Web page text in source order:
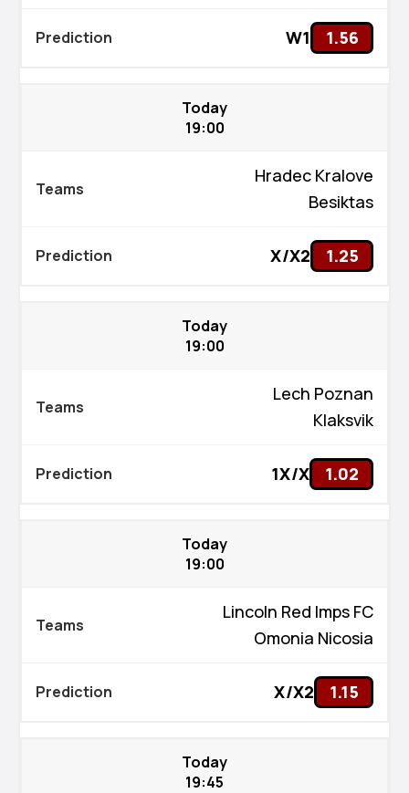
W1 1.56
Today
19:00
Hradec Kralove
Besiktas
X/X2 1.25
Today
19:00
Lech Poznan
Klaksvik
1X/X 1.02
Today
19:00
Lincoln Red Imps FC
Omonia Nicosia
X/X2 1.15
Today
19:45